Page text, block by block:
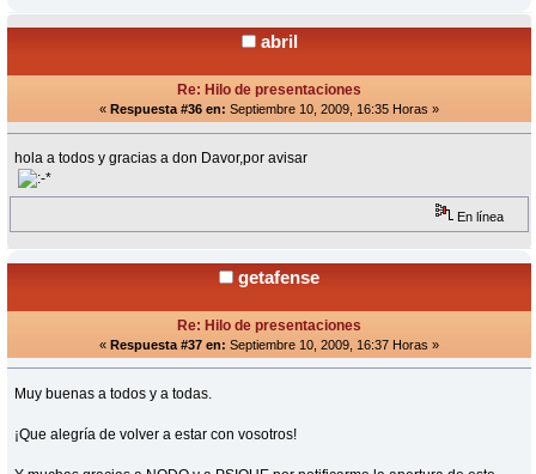
abril
Re: Hilo de presentaciones
« Respuesta #36 en: Septiembre 10, 2009, 16:35 Horas »
hola a todos y gracias a don Davor,por avisar
En línea
getafense
Re: Hilo de presentaciones
« Respuesta #37 en: Septiembre 10, 2009, 16:37 Horas »
Muy buenas a todos y a todas.
¡Que alegría de volver a estar con vosotros!